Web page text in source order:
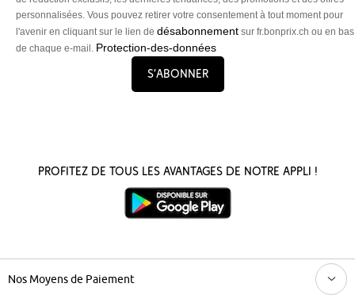
personnalisées. Vous pouvez retirer votre consentement à tout moment pour
l'avenir en cliquant sur le lien de désabonnement sur fr.bonprix.ch ou en bas
de chaque e-mail. Protection-des-données
S’abonner
Profitez de tous les avantages de notre appli !
Nos Moyens de Paiement